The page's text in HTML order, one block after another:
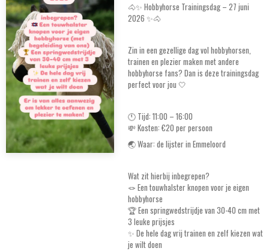
🐴✨ Hobbyhorse Trainingsdag – 27 juni
2026 ✨🐴
Zin in een gezellige dag vol hobbyhorsen,
trainen en plezier maken met andere
hobbyhorse fans? Dan is deze trainingsdag
perfect voor jou 🤍
🕚 Tijd: 11:00 – 16:00
💸 Kosten: €20 per persoon
🌏 Waar: de lijster in Emmeloord
Wat zit hierbij inbegrepen?
🪢 Een touwhalster knopen voor je eigen
hobbyhorse
🏆 Een springwedstrijdje van 30-40 cm met
3 leuke prijsjes
✨ De hele dag vrij trainen en zelf kiezen wat
je wilt doen